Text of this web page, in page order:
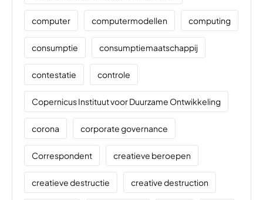
computer computermodellen computing
consumptie consumptiemaatschappij
contestatie controle
Copernicus Instituut voor Duurzame Ontwikkeling
corona corporate governance
Correspondent creatieve beroepen
creatieve destructie creative destruction